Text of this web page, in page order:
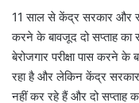
11 साल से केंद्र सरकार और
करने के बावजूद दो सप्ताह
बेरोजगार परीक्षा पास करने
रहा है और लेकिन केंद्र
नहीं कर रहे हैं और दो सप्ताह